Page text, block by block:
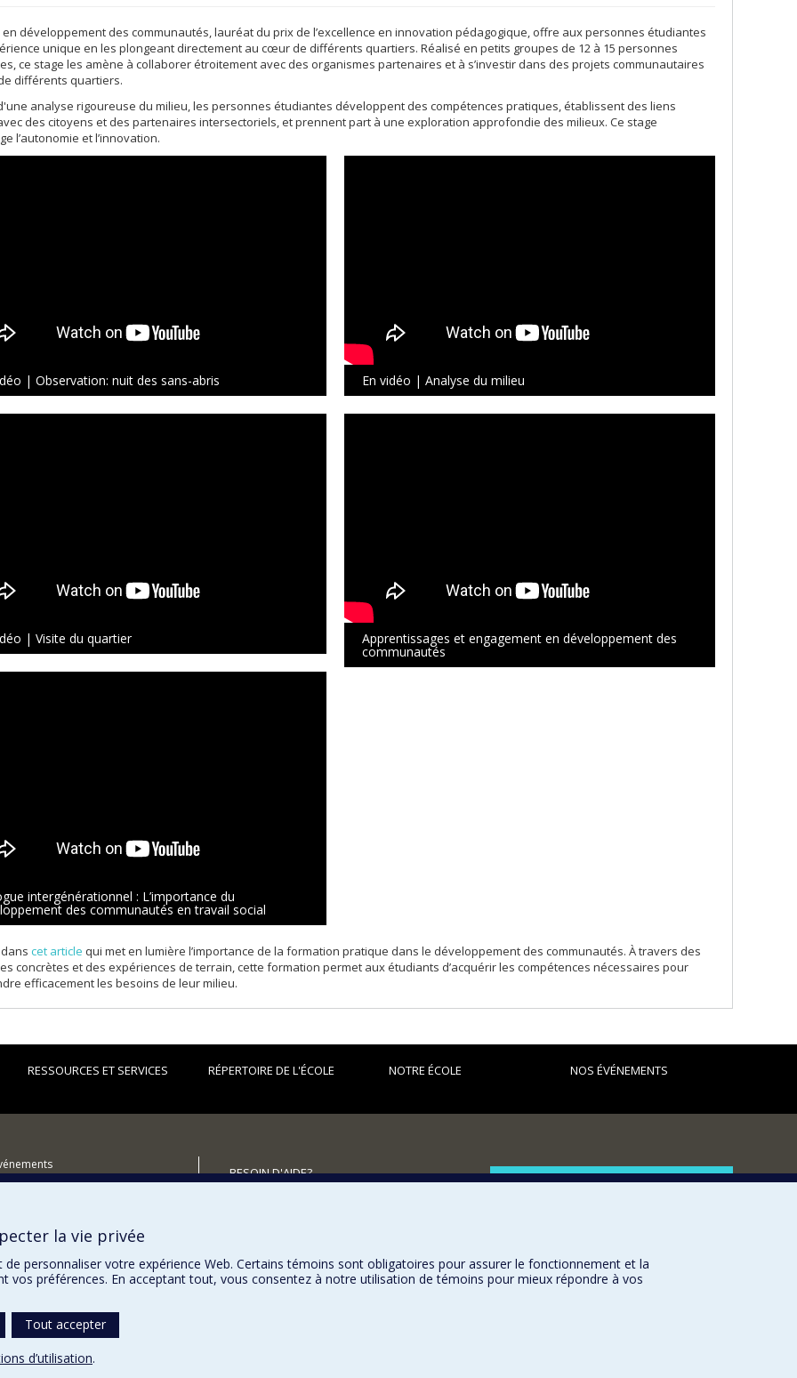
en développement des communautés, lauréat du prix de l’excellence en innovation pédagogique, offre aux personnes étudiantes
unique en les plongeant directement au cœur de différents quartiers. Réalisé en petits groupes de 12 à 15 personnes
ce stage les amène à collaborer étroitement avec des organismes partenaires et à s’investir dans des projets communautaires
différents quartiers.
analyse rigoureuse du milieu, les personnes étudiantes développent des compétences pratiques, établissent des liens
des citoyens et des partenaires intersectoriels, et prennent part à une exploration approfondie des milieux. Ce stage
l’autonomie et l’innovation.
| Observation: nuit des sans-abris
| Visite du quartier
intergénérationnel : L’importance du
des communautés en travail social
En vidéo | Analyse du milieu
Apprentissages et engagement en développement des
communautés
cet article qui met en lumière l’importance de la formation pratique dans le développement des communautés. À travers des
concrètes et des expériences de terrain, cette formation permet aux étudiants d’acquérir les compétences nécessaires pour
efficacement les besoins de leur milieu.
RESSOURCES ET SERVICES RÉPERTOIRE DE L'ÉCOLE NOTRE ÉCOLE NOS ÉVÉNEMENTS
BESOIN D'AIDE?
FACULTÉ DES ARTS ET DES SCIENCES
Nos programmes et cours
la vie privée
de personnaliser votre expérience Web. Certains témoins sont obligatoires pour assurer le fonctionnement et la
vos préférences. En acceptant tout, vous consentez à notre utilisation de témoins pour mieux répondre à vos
Tout accepter
d’utilisation.